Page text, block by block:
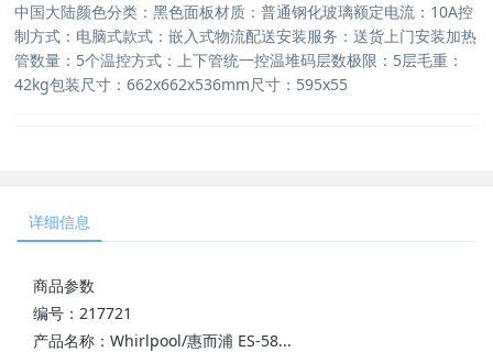
中国大陆颜色分类：黑色面板材质：普通钢化玻璃额定电流：10A控
制方式：电脑式款式：嵌入式物流配送安装服务：送货上门安装加热
管数量：5个温控方式：上下管统一控温堆码层数极限：5层毛重：
42kg包装尺寸：662x662x536mm尺寸：595x55
详细信息
商品参数
编号：217721
产品名称：Whirlpool/惠而浦 ES-58...